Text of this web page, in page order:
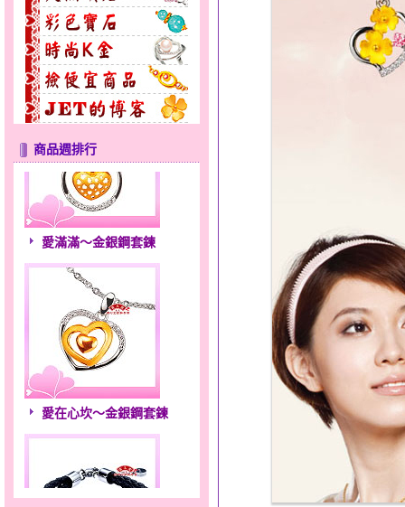
商品週排行
愛滿滿～金銀鋼套鍊
愛在心坎～金銀鋼套鍊